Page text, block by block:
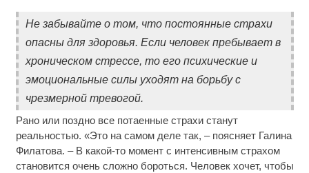
Не забывайте о том, что постоянные страхи
опасны для здоровья. Если человек пребывает в
хроническом стрессе, то его психические и
эмоциональные силы уходят на борьбу с
чрезмерной тревогой.
Рано или поздно все потаенные страхи станут
реальностью. «Это на самом деле так, – поясняет Галина
Филатова. – В какой-то момент с интенсивным страхом
становится очень сложно бороться. Человек хочет, чтобы